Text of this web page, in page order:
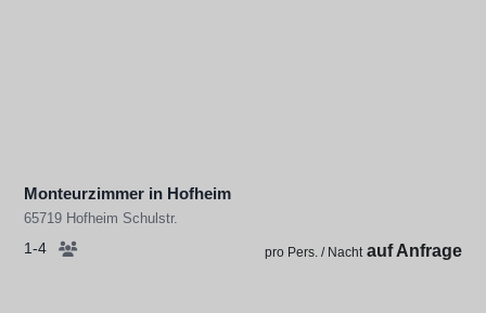
Monteurzimmer in Hofheim
65719 Hofheim Schulstr.
1-4 pro Pers. / Nacht auf Anfrage